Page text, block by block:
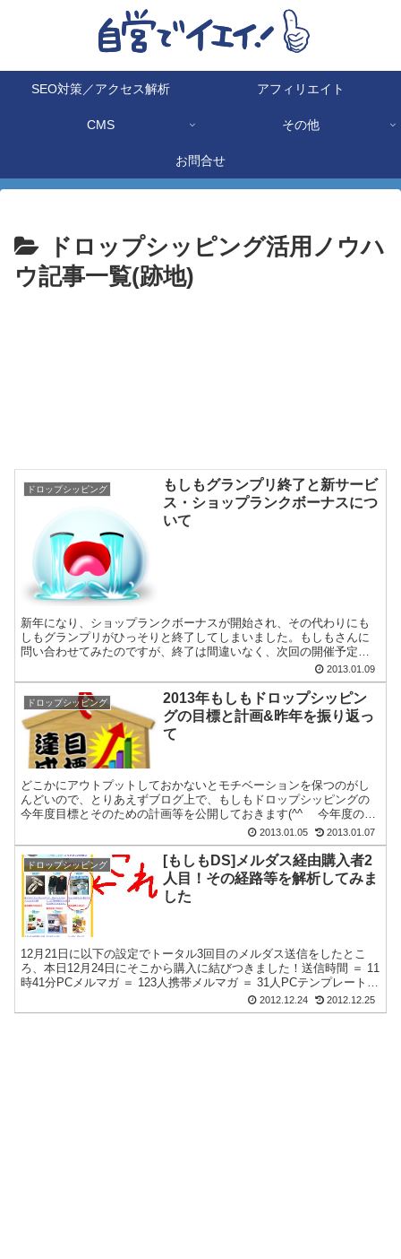
SEO対策／アクセス解析 アフィリエイト
CMS その他
お問合せ
ドロップシッピング活用ノウハ
ウ記事一覧(跡地)
ドロップシッピング
もしもグランプリ終了と新サービ
ス・ショップランクボーナスにつ
いて
新年になり、ショップランクボーナスが開始され、その代わりにも
しもグランプリがひっそりと終了してしまいました。もしもさんに
問い合わせてみたのですが、終了は間違いなく、次回の開催予定も
ないとのことです。 毎日変動する順位を見てモチベーションを維...
2013.01.09
ドロップシッピング
2013年もしもドロップシッピン
グの目標と計画&昨年を振り返っ
て
どこかにアウトプットしておかないとモチベーションを保つのがし
んどいので、とりあえずブログ上で、もしもドロップシッピングの
今年度目標とそのための計画等を公開しておきます(^^ゞ 今年度の目
標 12月までに純売上100万（ダイアモンドクラス）達...
2013.01.05 2013.01.07
ドロップシッピング
[もしもDS]メルダス経由購入者2
人目！その経路等を解析してみま
した
12月21日に以下の設定でトータル3回目のメルダス送信をしたとこ
ろ、本日12月24日にそこから購入に結びつきました！送信時間 ＝ 11
時41分PCメルマガ ＝ 123人携帯メルマガ ＝ 31人PCテンプレート
2012.12.24 2012.12.25